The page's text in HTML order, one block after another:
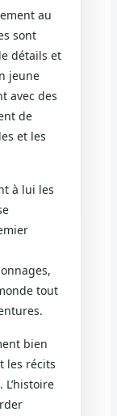
au
sont
détails et
jeune
avec des
de
et les
à lui les
tout
bien
les récits
L’histoire